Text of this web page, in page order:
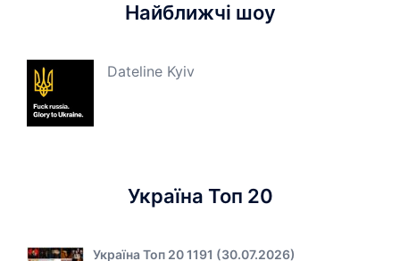
Найближчі шоу
Dateline Kyiv
Україна Топ 20
Україна Топ 20 1191 (30.07.2026)